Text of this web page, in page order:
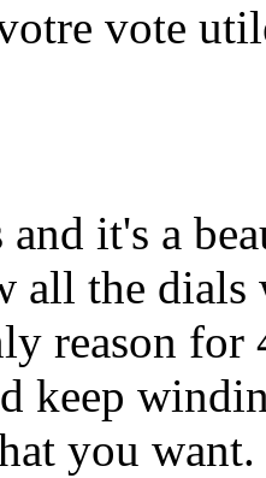
vote
and it's a
all the
reason for
keep
you